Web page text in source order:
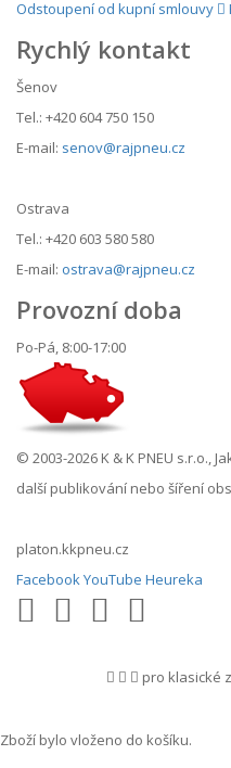
Odstoupení od kupní smlouvy
Rychlý kontakt
Šenov
Tel.: +420 604 750 150
E-mail: senov@rajpneu.cz
Ostrava
Tel.: +420 603 580 580
E-mail: ostrava@rajpneu.cz
Provozní doba
Po-Pá, 8:00-17:00
© 2003-2026 K & K PNEU s.r.o.,
další publikování nebo šíření
platon.kkpneu.cz
FacebookYouTube Heureka
pro klasické
Zboží bylo vloženo do košíku.